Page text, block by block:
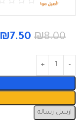
₪8.00
₪7.50
ارسل رسالة